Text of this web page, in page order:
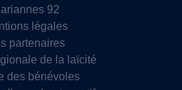
92
légales
partenaires
de la laïcité
des bénévoles